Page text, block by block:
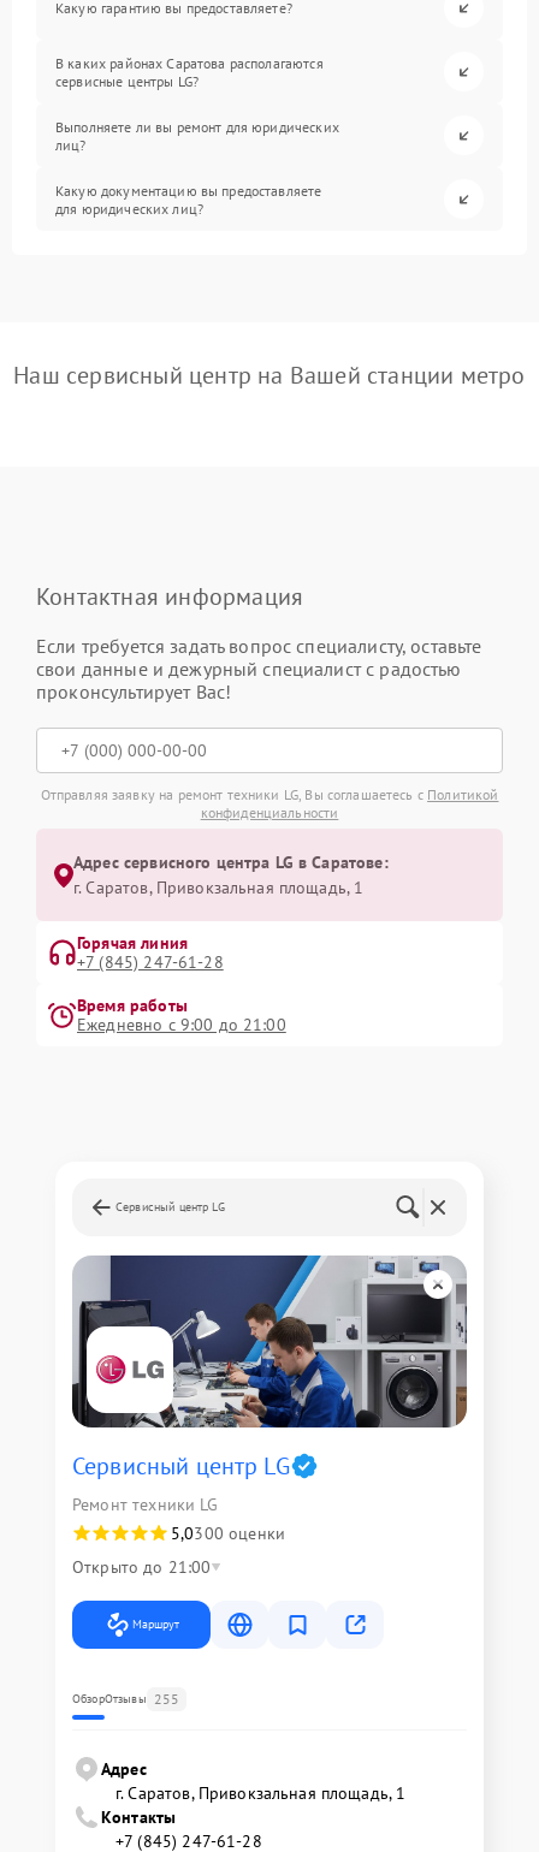
Какую гарантию вы предоставляете?
В каких районах Саратова располагаются
сервисные центры LG?
Выполняете ли вы ремонт для юридических
лиц?
Какую документацию вы предоставляете
для юридических лиц?
Наш сервисный центр на Вашей станции метро
Контактная информация
Если требуется задать вопрос специалисту, оставьте
свои данные и дежурный специалист с радостью
проконсультирует Вас!
Отправляя заявку на ремонт техники LG, Вы соглашаетесь с Политикой
конфиденциальности
Адрес сервисного центра LG в Саратове:
г. Саратов, Привокзальная площадь, 1
Горячая линия
+7 (845) 247-61-28
Время работы
Ежедневно с 9:00 до 21:00
Сервисный центр LG
Сервисный центр LG
Ремонт техники LG
5,0300 оценки
Открыто до 21:00
Маршрут
ОбзорОтзывы 255
Адрес
г. Саратов, Привокзальная площадь, 1
Контакты
+7 (845) 247-61-28